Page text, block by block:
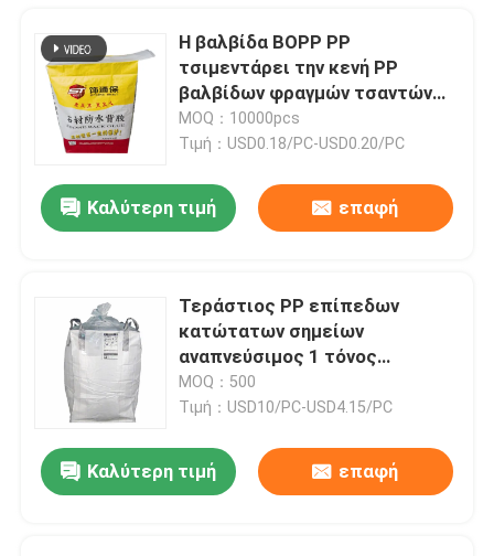
Η βαλβίδα BOPP PP
τσιμεντάρει την κενή PP
βαλβίδων φραγμών τσαντών
τσάντα κατώτατων 20KG 40KG
50KG
MOQ：10000pcs
Τιμή：USD0.18/PC-USD0.20/PC
Καλύτερη τιμή επαφή
Τεράστιος PP επίπεδων
κατώτατων σημείων
αναπνεύσιμος 1 τόνος
τσαντών Fibc για το τσιμέντο
κατασκευής καυσόξυλου
MOQ：500
Τιμή：USD10/PC-USD4.15/PC
Καλύτερη τιμή επαφή